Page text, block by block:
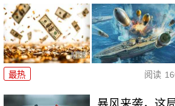
最热 阅读